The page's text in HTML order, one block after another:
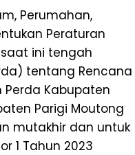
Perumahan,
Peraturan
saat ini tengah
tentang Rencana
Perda Kabupaten
Parigi Moutong
mutakhir dan untuk
1 Tahun 2023